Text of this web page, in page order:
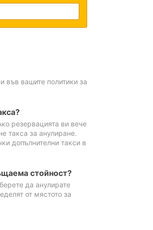
във вашите политики за
резервацията ви вече
такса за анулиране.
допълнителни такси в
стойност?
да анулирате
от мястото за